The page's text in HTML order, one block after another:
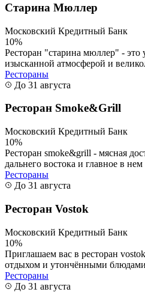
Старина Мюллер
Московский Кредитный Банк
10%
Ресторан "старина мюллер" - это
изысканной атмосферой и
Рестораны
До 31 августа
Ресторан Smoke&Grill
Московский Кредитный Банк
10%
Ресторан smoke&grill - мясная
дальнего востока и главное в
Рестораны
До 31 августа
Ресторан Vostok
Московский Кредитный Банк
10%
Приглашаем вас в ресторан
отдыхом и утончёнными блюдами
Рестораны
До 31 августа